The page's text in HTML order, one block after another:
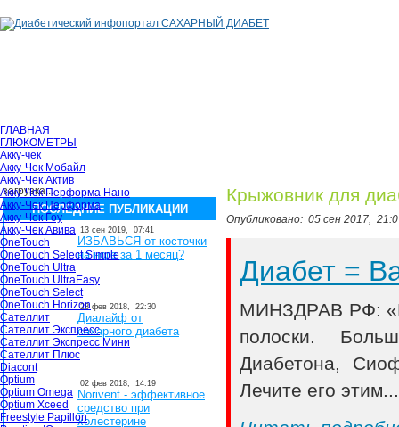
ГЛАВНАЯ
ГЛЮКОМЕТРЫ
Акку-чек
Акку-Чек Мобайл
Акку-Чек Актив
Акку-Чек Перформа Нано
Акку-Чек Перформа
Акку-Чек Гоу
Акку-Чек Авива
OneTouch
OneTouch Select Simple
OneTouch Ultra
OneTouch UltraEasy
OneTouch Select
OneTouch Horizon
Сателлит
Сателлит Экспресс
Сателлит Экспресс Мини
Сателлит Плюс
Diacont
Optium
Optium Omega
Optium Xceed
Freestyle Papillon
загрузка...
ПОСЛЕДНИЕ ПУБЛИКАЦИИ
13 сен 2019, 07:41
ИЗБАВЬСЯ от косточки
на ноге за 1 месяц?
28 фев 2018, 22:30
Диалайф от
сахарного диабета
02 фев 2018, 14:19
Norivent - эффективное
средство при
холестерине
Крыжовник для
Опубликовано: 05 сен 2017,
Диабет =
МИНЗДРАВ РФ:
полоски.
Диабетона,
Лечите его